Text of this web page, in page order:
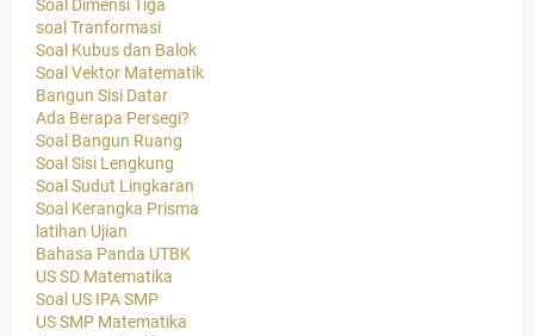
Soal Dimensi Tiga
soal Tranformasi
Soal Kubus dan Balok
Soal Vektor Matematik
Bangun Sisi Datar
Ada Berapa Persegi?
Soal Bangun Ruang
Soal Sisi Lengkung
Soal Sudut Lingkaran
Soal Kerangka Prisma
latihan Ujian
Bahasa Panda UTBK
US SD Matematika
Soal US IPA SMP
US SMP Matematika